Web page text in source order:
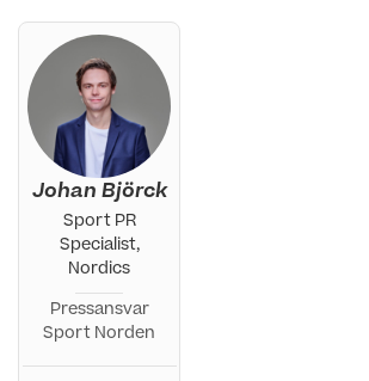
Johan Björck
Sport PR
Specialist,
Nordics
Pressansvar
Sport Norden